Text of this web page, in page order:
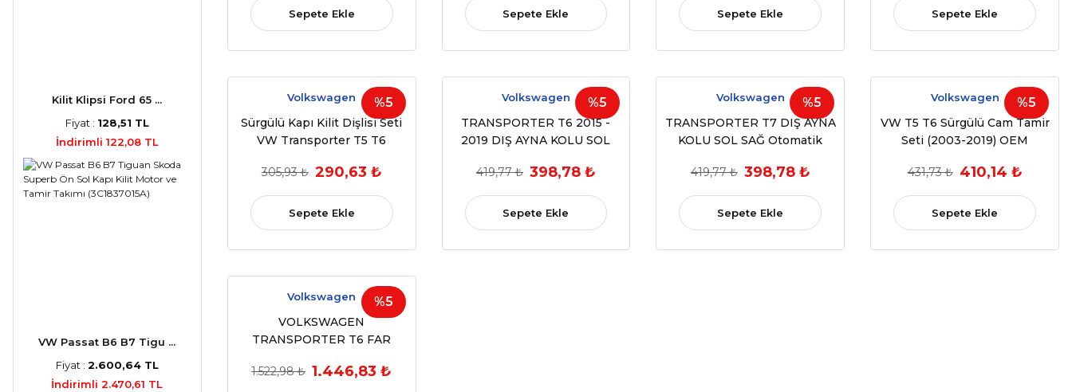
Kilit Klipsi Ford 65 ...
Fiyat : 128,51 TL
İndirimli 122,08 TL
VW Passat B6 B7 Tigu ...
Fiyat : 2.600,64 TL
İndirimli 2.470,61 TL
Sepete Ekle Sepete Ekle Sepete Ekle Sepete Ekle
%5
Volkswagen
Sürgülü Kapı Kilit Dişlisi Seti
VW Transporter T5 T6
305,93 ₺ 290,63 ₺
Sepete Ekle
%5
Volkswagen
TRANSPORTER T6 2015 -
2019 DIŞ AYNA KOLU SOL
(OEM:7E1857507,7E185750,
7E1 857 507 CP / 7E1 857 508
CP)
419,77 ₺ 398,78 ₺
Sepete Ekle
%5
Volkswagen
TRANSPORTER T7 DIŞ AYNA
KOLU SOL SAĞ Otomatik
(OEM:7E1 857 507, 7E1 857
508, 7E1857507CP /
7E1857508CP)
419,77 ₺ 398,78 ₺
Sepete Ekle
%5
Volkswagen
VW T5 T6 Sürgülü Cam Tamir
Seti (2003-2019) OEM
431,73 ₺ 410,14 ₺
Sepete Ekle
%5
Volkswagen
VOLKSWAGEN
TRANSPORTER T6 FAR
1.522,98 ₺ 1.446,83 ₺